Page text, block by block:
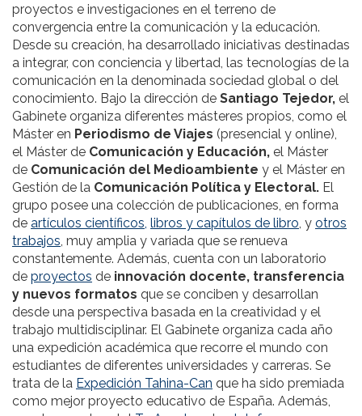
proyectos e investigaciones en el terreno de
convergencia entre la comunicación y la educación.
Desde su creación, ha desarrollado iniciativas destinadas
a integrar, con conciencia y libertad, las tecnologías de la
comunicación en la denominada sociedad global o del
conocimiento. Bajo la dirección de Santiago Tejedor, el
Gabinete organiza diferentes másteres propios, como el
Máster en Periodismo de Viajes (presencial y online),
el Máster de Comunicación y Educación, el Máster
de Comunicación del Medioambiente y el Máster en
Gestión de la Comunicación Política y Electoral. El
grupo posee una colección de publicaciones, en forma
de artículos científicos, libros y capítulos de libro , y otros
trabajos , muy amplia y variada que se renueva
constantemente. Además, cuenta con un laboratorio
de proyectos de innovación docente, transferencia
y nuevos formatos que se conciben y desarrollan
desde una perspectiva basada en la creatividad y el
trabajo multidisciplinar. El Gabinete organiza cada año
una expedición académica que recorre el mundo con
estudiantes de diferentes universidades y carreras. Se
trata de la Expedición Tahina-Can que ha sido premiada
como mejor proyecto educativo de España. Además,